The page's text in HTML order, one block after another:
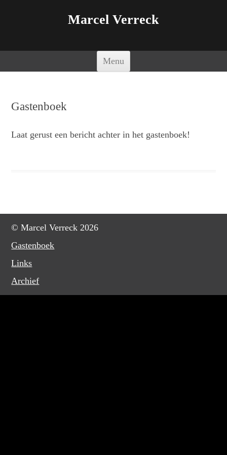
Marcel Verreck
Menu
Gastenboek
Laat gerust een bericht achter in het gastenboek!
© Marcel Verreck 2026
Gastenboek
Links
Archief